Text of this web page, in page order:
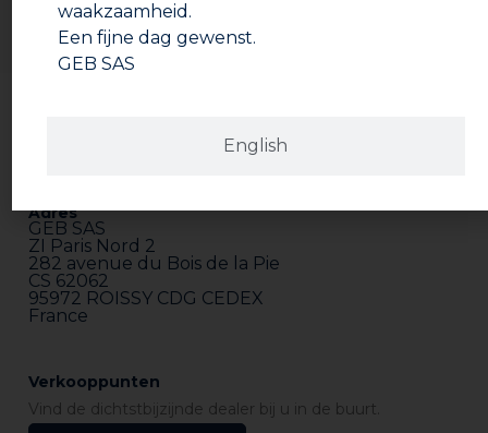
Adres
GEB SAS
ZI Paris Nord 2
282 avenue du Bois de la Pie
CS 62062
95972 ROISSY CDG CEDEX
France
Verkooppunten
Vind de dichtstbijzijnde dealer bij u in de buurt.
English
waakzaamheid.
Een fijne dag gewenst.
GEB SAS